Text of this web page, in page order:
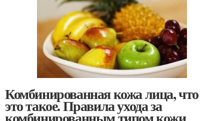
Комбинированная кожа лица, что
это такое. Правила ухода за